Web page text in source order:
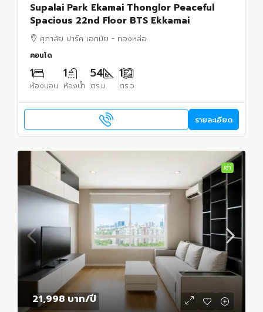
Supalai Park Ekamai Thonglor Peaceful
Spacious 22nd Floor BTS Ekkamai
ศุภาลัย ปาร์ค เอกมัย - ทองหล่อ
คอนโด
1
ห้องนอน
1
ห้องน้ำ
54
ตร.ม.
1
ตร.ว.
รายละเอียด
เช่า
21,998 บาท/ปี